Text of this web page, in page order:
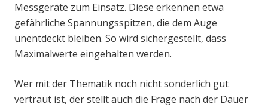
Messgeräte zum Einsatz. Diese erkennen etwa
gefährliche Spannungsspitzen, die dem Auge
unentdeckt bleiben. So wird sichergestellt, dass
Maximalwerte eingehalten werden.
Wer mit der Thematik noch nicht sonderlich gut
vertraut ist, der stellt auch die Frage nach der Dauer